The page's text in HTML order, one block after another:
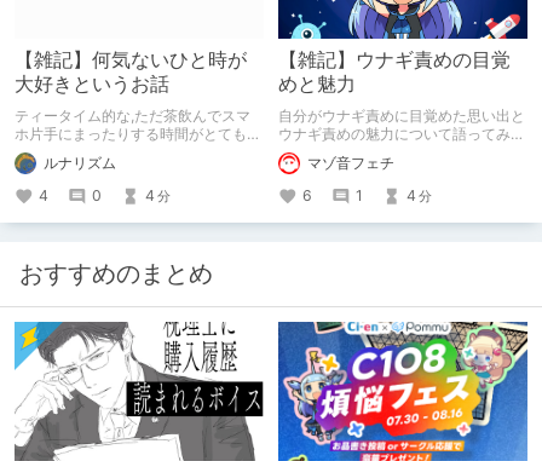
【雑記】何気ないひと時が
大好きというお話
ティータイム的な,ただ茶飲んでスマ
ホ片手にまったりする時間がとても好
き。
ルナリズム
4
0 4 分
【雑記】ウナギ責めの目覚
めと魅力
自分がウナギ責めに目覚めた思い出と
ウナギ責めの魅力について語ってみま
した。
マゾ音フェチ
6
1 4 分
おすすめのまとめ